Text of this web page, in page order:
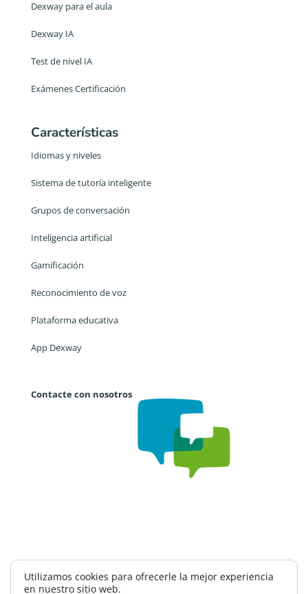
Dexway para el aula
Dexway IA
Test de nivel IA
Exámenes Certificación
Características
Idiomas y niveles
Sistema de tutoría inteligente
Grupos de conversación
Inteligencia artificial
Gamificación
Reconocimiento de voz
Plataforma educativa
App Dexway
Contacte con nosotros
Trabaja con nosotros CAE
Política de privacidad
Utilizamos cookies para ofrecerle la mejor experiencia
en nuestro sitio web.